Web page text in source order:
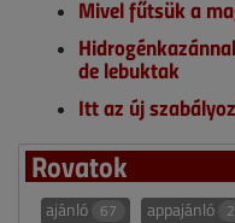
Mivel fűtsük a
de lebuktak
Itt az új
Rovatok
ajánló 67 appajánló